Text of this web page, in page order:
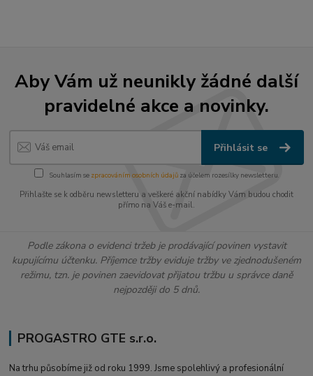
Aby Vám už neunikly žádné další
pravidelné akce a novinky.
Přihlásit se
Souhlasím se zpracováním osobních údajůza účelem rozesílky newsletteru.
Přihlašte se k odběru newsletteru a veškeré akční nabídky Vám budou chodit
přímo na Váš e-mail.
Podle zákona o evidenci tržeb je prodávající povinen vystavit
kupujícímu účtenku. Příjemce tržby eviduje tržby ve zjednodušeném
režimu, tzn. je povinen zaevidovat přijatou tržbu u správce daně
nejpozději do 5 dnů.
PROGASTRO GTE s.r.o.
Na trhu působíme již od roku 1999. Jsme spolehlivý a profesionální